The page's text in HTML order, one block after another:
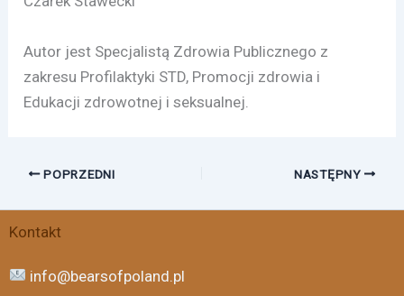
Autor jest Specjalistą Zdrowia Publicznego z
zakresu Profilaktyki STD, Promocji zdrowia i
Edukacji zdrowotnej i seksualnej.
POPRZEDNI NASTĘPNY
Kontakt
info@bearsofpoland.pl